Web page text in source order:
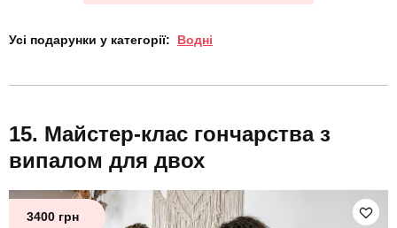
Усі подарунки у категорії: Водні
Майстер-клас гончарства з
випалом для двох
3400 грн